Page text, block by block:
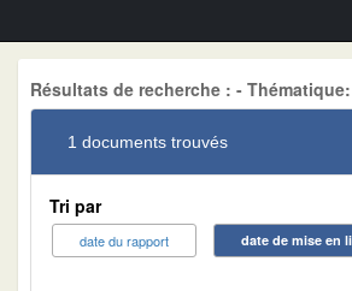
Résultats de recherche : -
1 documents trouvés
Tri par
date du rapport date de mise en